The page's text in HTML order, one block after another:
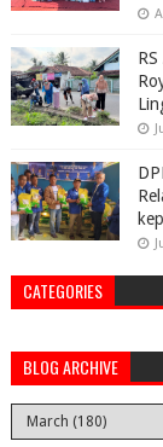
CATEGORIES
BLOG ARCHIVE